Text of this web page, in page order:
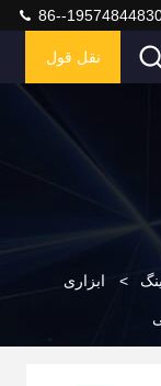
86--
نقل قول
> ابزاری